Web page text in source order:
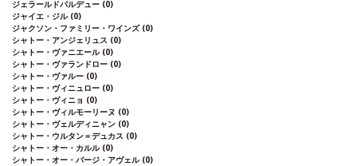
ジェラールドパルデュー (0)
ジャイエ・ジル (0)
ジャクソン・ファミリー・ワインズ (0)
シャトー・アンジェリュス (0)
シャトー・ヴァニエール (0)
シャトー・ヴァランドロー (0)
シャトー・ヴァルー (0)
シャトー・ヴィニュロー (0)
シャトー・ヴィニョ (0)
シャトー・ヴィルモーリーヌ (0)
シャトー・ヴェルディニャン (0)
シャトー・ウルタン＝デュカス (0)
シャトー・オー・カルル (0)
シャトー・オー・バージ・アヴェル (0)